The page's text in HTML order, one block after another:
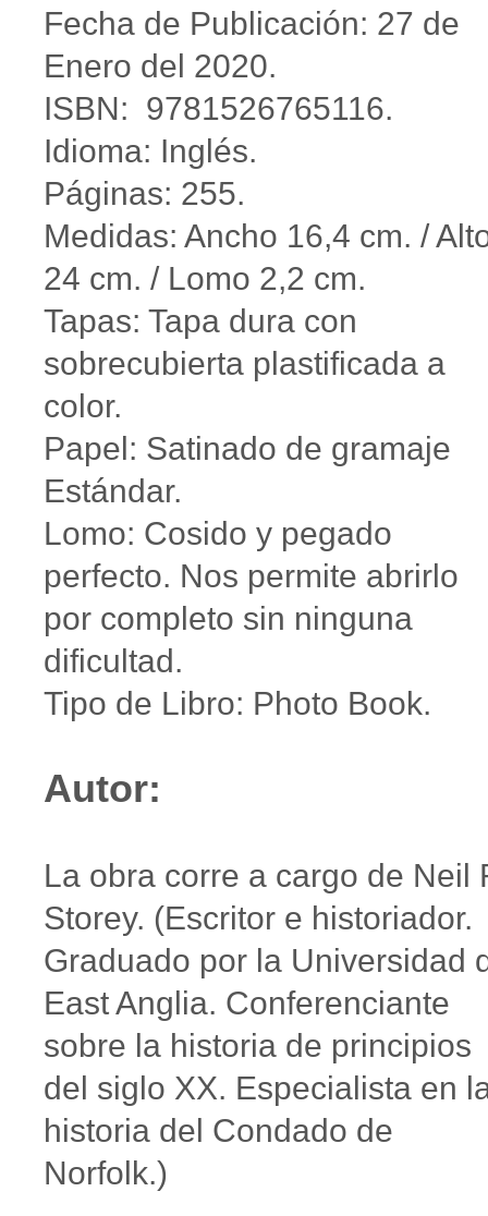
Fecha de Publicación: 27 de
Enero del 2020.
ISBN: 9781526765116.
Idioma: Inglés.
Páginas: 255.
Medidas: Ancho 16,4 cm. /
24 cm. / Lomo 2,2 cm.
Tapas: Tapa dura con
sobrecubierta plastificada a
color.
Papel: Satinado de gramaje
Estándar.
Lomo: Cosido y pegado
perfecto. Nos permite abrirlo
por completo sin ninguna
dificultad.
Tipo de Libro: Photo Book.
Autor:
La obra corre a cargo de Neil
Storey. (Escritor e historiador.
Graduado por la Universidad
East Anglia. Conferenciante
sobre la historia de principios
del siglo XX. Especialista en
historia del Condado de
Norfolk.)